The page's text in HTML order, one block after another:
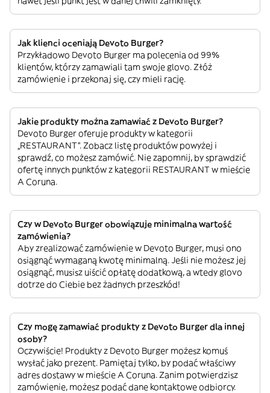
Jak klienci oceniają Devoto Burger?
Przykładowo Devoto Burger ma polecenia od 99%
klientów, którzy zamawiali tam swoje glovo. Złóż
zamówienie i przekonaj się, czy mieli rację.
Jakie produkty można zamawiać z Devoto Burger?
Devoto Burger oferuje produkty w kategorii
„RESTAURANT”. Zobacz listę produktów powyżej i
sprawdź, co możesz zamówić. Nie zapomnij, by sprawdzić
ofertę innych punktów z kategorii RESTAURANT w mieście
A Coruna.
Czy w Devoto Burger obowiązuje minimalna wartość
zamówienia?
Aby zrealizować zamówienie w Devoto Burger, musi ono
osiągnąć wymaganą kwotę minimalną. Jeśli nie możesz jej
osiągnąć, musisz uiścić opłatę dodatkową, a wtedy glovo
dotrze do Ciebie bez żadnych przeszkód!
Czy mogę zamawiać produkty z Devoto Burger dla innej
osoby?
Oczywiście! Produkty z Devoto Burger możesz komuś
wysłać jako prezent. Pamiętaj tylko, by podać właściwy
adres dostawy w mieście A Coruna. Zanim potwierdzisz
zamówienie, możesz podać dane kontaktowe odbiorcy.